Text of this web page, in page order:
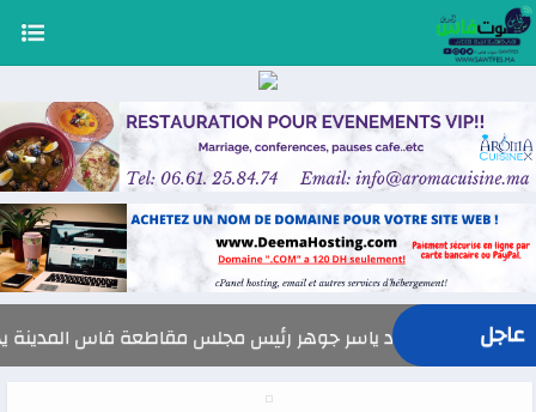
عاجل السيد ياسر جوهر رئيس مجلس مقاطعة فاس المدينة يهنئ صاحب